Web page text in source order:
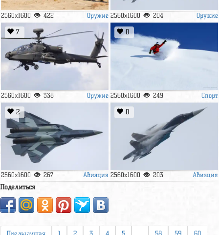
2560x1600 422 Оружие 2560x1600 204 Оружие
7
2560x1600 338 Оружие
0
2560x1600 249 Спорт
2
2560x1600 267 Авиация
0
2560x1600 203 Авиация
Поделиться